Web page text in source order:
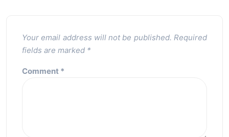
Your email address will not be published. Required
fields are marked *
Comment *